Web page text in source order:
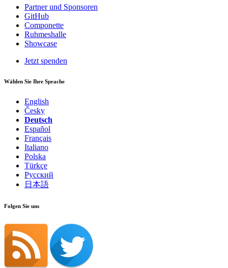
Partner und Sponsoren
GitHub
Componette
Ruhmeshalle
Showcase
Jetzt spenden
Wählen Sie Ihre Sprache
English
Česky
Deutsch
Español
Français
Italiano
Polska
Türkçe
Русский
日本語
Folgen Sie uns